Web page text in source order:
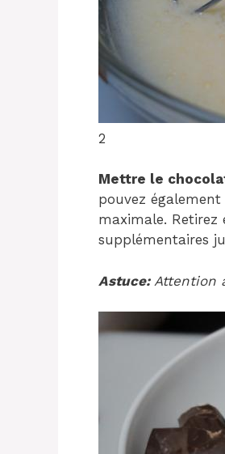
2
Mettre le
pouvez
maximale. Retirez
supplémentaires
Astuce:Attention